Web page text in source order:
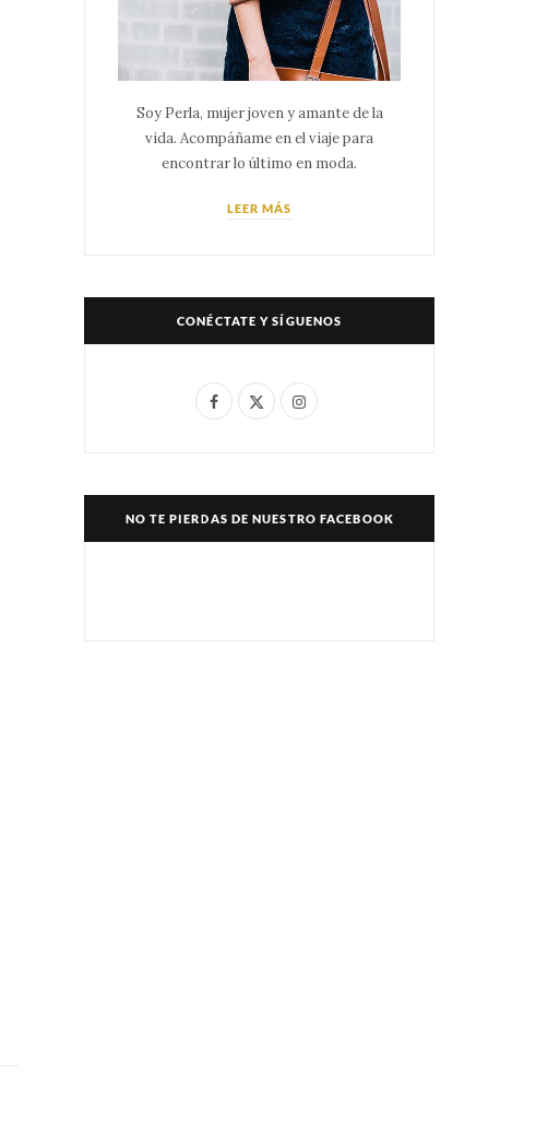
Soy Perla, mujer joven y amante de la
vida. Acompáñame en el viaje para
encontrar lo último en moda.
LEER MÁS
CONÉCTATE Y SÍGUENOS
F
e
X
w
I
t
NO TE PIERDAS DE NUESTRO FACEBOOK